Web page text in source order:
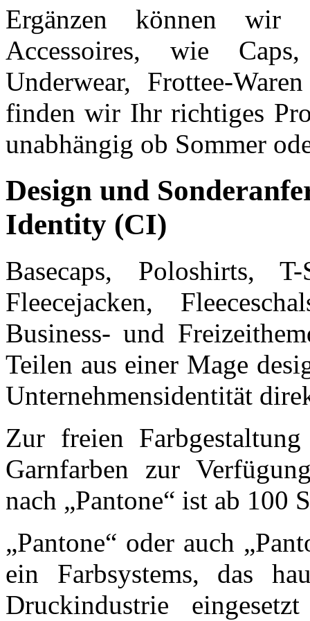
Ergänzen können
Accessoires, wie
Underwear, Frottee-
finden wir Ihr richtiges
unabhängig ob Sommer
Design und
Identity (CI)
Basecaps, Poloshirts,
Fleecejacken,
Business- und
Teilen aus einer Mage
Unternehmensidentität
Zur freien
Garnfarben zur
nach „Pantone“ ist ab 100
„Pantone“ oder auch
ein Farbsystems, das
Druckindustrie